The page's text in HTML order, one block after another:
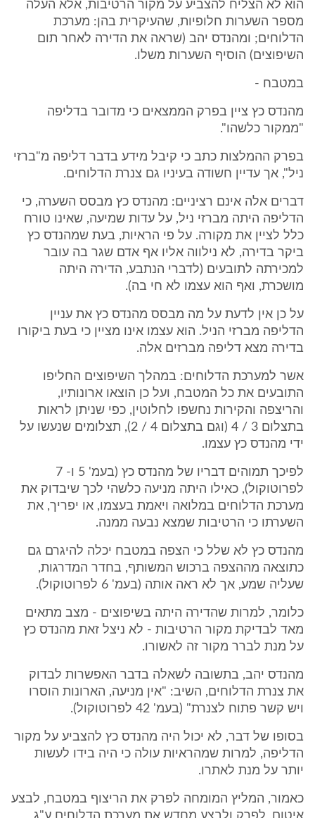
הוא לא הצליח להצביע על מקור הרטיבות, אלא העלה
מספר השערות חלופיות, שהעיקרית בהן: מערכת
הדלוחים; ומהנדס יהב (שראה את הדירה לאחר תום
השיפוצים) הוסיף השערות משלו.
במטבח -
מהנדס כץ ציין בפרק הממצאים כי מדובר בדליפה
"ממקור כלשהו".
בפרק ההמלצות כתב כי קיבל מידע בדבר דליפה מ"ברזי
ניל", אך עדיין חשודה בעיניו גם צנרת הדלוחים.
דברים אלה אינם רציניים: מהנדס כץ מבסס השערה, כי
הדליפה היתה מברזי ניל, על עדות שמיעה, שאינו טורח
כלל לציין את מקורה. על פי הראיות, בעת שמהנדס כץ
ביקר בדירה, לא נילווה אליו אף אדם שגר בה עובר
למכירתה לתובעים (לדברי הנתבע, הדירה היתה
מושכרת, ואף הוא עצמו לא חי בה).
על כן אין לדעת על מה מבסס מהנדס כץ את עניין
הדליפה מברזי הניל. הוא עצמו אינו מציין כי בעת ביקורו
בדירה מצא דליפה מברזים אלה.
אשר למערכת הדלוחים: במהלך השיפוצים החליפו
התובעים את כל המטבח, ועל כן הוצאו ארונותיו,
והריצפה והקירות נחשפו לחלוטין, כפי שניתן לראות
בתצלום 3 / 4 (וגם בתצלום 4 / 2), תצלומים שנעשו על
ידי מהנדס כץ עצמו.
לפיכך תמוהים דבריו של מהנדס כץ (בעמ' 5 ו- 7
לפרוטוקול), כאילו היתה מניעה כלשהי לכך שיבדוק את
מערכת הדלוחים במלואה ויאמת בעצמו, או יפריך, את
השערתו כי הרטיבות שמצא נבעה ממנה.
מהנדס כץ לא שלל כי הצפה במטבח יכלה להיגרם גם
כתוצאה מההצפה ברכוש המשותף, בחדר המדרגות,
שעליה שמע, אך לא ראה אותה (בעמ' 6 לפרוטוקול).
כלומר, למרות שהדירה היתה בשיפוצים - מצב מתאים
מאד לבדיקת מקור הרטיבות - לא ניצל זאת מהנדס כץ
על מנת לברר מקור זה לאשורו.
מהנדס יהב, בתשובה לשאלה בדבר האפשרות לבדוק
את צנרת הדלוחים, השיב: "אין מניעה, הארונות הוסרו
ויש קשר פתוח לצנרת" (בעמ' 42 לפרוטוקול).
בסופו של דבר, לא יכול היה מהנדס כץ להצביע על מקור
הדליפה, למרות שמהראיות עולה כי היה בידו לעשות
יותר על מנת לאתרו.
כאמור, המליץ המומחה לפרק את הריצוף במטבח, לבצע